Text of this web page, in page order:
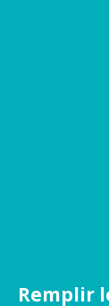
Remplir